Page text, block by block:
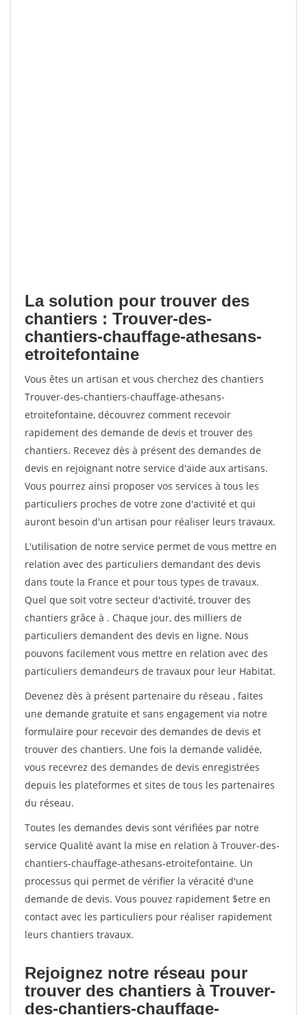
La solution pour trouver des
chantiers : Trouver-des-
chantiers-chauffage-athesans-
etroitefontaine
Vous êtes un artisan et vous cherchez des chantiers
Trouver-des-chantiers-chauffage-athesans-
etroitefontaine, découvrez comment recevoir
rapidement des demande de devis et trouver des
chantiers. Recevez dès à présent des demandes de
devis en rejoignant notre service d'aide aux artisans.
Vous pourrez ainsi proposer vos services à tous les
particuliers proches de votre zone d'activité et qui
auront besoin d'un artisan pour réaliser leurs travaux.
L'utilisation de notre service permet de vous mettre en
relation avec des particuliers demandant des devis
dans toute la France et pour tous types de travaux.
Quel que soit votre secteur d'activité, trouver des
chantiers grâce à . Chaque jour, des milliers de
particuliers demandent des devis en ligne. Nous
pouvons facilement vous mettre en relation avec des
particuliers demandeurs de travaux pour leur Habitat.
Devenez dès à présent partenaire du réseau , faites
une demande gratuite et sans engagement via notre
formulaire pour recevoir des demandes de devis et
trouver des chantiers. Une fois la demande validée,
vous recevrez des demandes de devis enregistrées
depuis les plateformes et sites de tous les partenaires
du réseau.
Toutes les demandes devis sont vérifiées par notre
service Qualité avant la mise en relation à Trouver-des-
chantiers-chauffage-athesans-etroitefontaine. Un
processus qui permet de vérifier la véracité d'une
demande de devis. Vous pouvez rapidement $etre en
contact avec les particuliers pour réaliser rapidement
leurs chantiers travaux.
Rejoignez notre réseau pour
trouver des chantiers à Trouver-
des-chantiers-chauffage-